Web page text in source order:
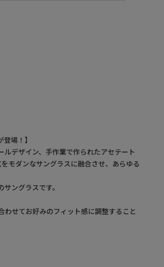
場！】
デザイン、手作業で作られたアセテート
モダンなサングラスに融合させ、あらゆる
ングラスです。
せてお好みのフィット感に調整すること